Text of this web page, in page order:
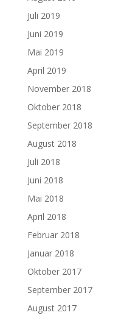
Juli 2019
Juni 2019
Mai 2019
April 2019
November 2018
Oktober 2018
September 2018
August 2018
Juli 2018
Juni 2018
Mai 2018
April 2018
Februar 2018
Januar 2018
Oktober 2017
September 2017
August 2017